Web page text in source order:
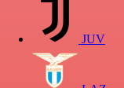
JUV